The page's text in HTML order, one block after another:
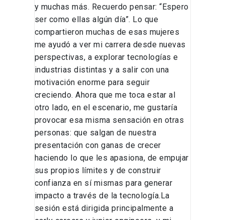
y muchas más. Recuerdo pensar: “Espero
ser como ellas algún día”. Lo que
compartieron muchas de esas mujeres
me ayudó a ver mi carrera desde nuevas
perspectivas, a explorar tecnologías e
industrias distintas y a salir con una
motivación enorme para seguir
creciendo. Ahora que me toca estar al
otro lado, en el escenario, me gustaría
provocar esa misma sensación en otras
personas: que salgan de nuestra
presentación con ganas de crecer
haciendo lo que les apasiona, de empujar
sus propios límites y de construir
confianza en sí mismas para generar
impacto a través de la tecnología.La
sesión está dirigida principalmente a